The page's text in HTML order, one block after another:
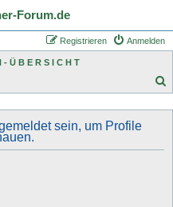
Forum.de
Anmelden
Registrieren
- Ü B E R S I C H T
sein, um Profile